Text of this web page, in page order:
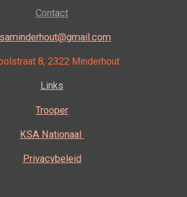
Contact
8, 2322 Minderhout
Links
Trooper
KSA Nationaal
Privacybeleid